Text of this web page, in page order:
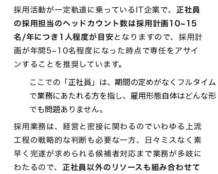
採用活動が一定軌道に乗っているIT企業で、 正社員
の採用担当のヘッドカウント数は採用計画10~15
名/年につき1人程度が目安となりますので、採用計
画が年間5~10名程度になった時点で専任をアサイ
ンすることを推奨しています。
ここでの「正社員」は、期間の定めがなくフルタイム
で業務にあたれる方を指し、雇用形態自体はどんな形
でも問題ありません。
採用業務は、経営と密接に関わるのでいわゆる上流
工程の戦略的な判断も必要な一方、日々ミスなく素
早く完遂が求められる候補者対応まで業務が多岐に
わたるので、 正社員以外のリソースも組み合わせて